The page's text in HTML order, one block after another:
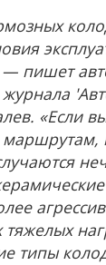
пишет
журнала
«Если
типы